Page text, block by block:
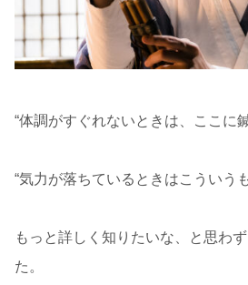
“体調がすぐれないときは、ここに
“気力が落ちているときはこういう
もっと詳しく知りたいな、と思わ
た。